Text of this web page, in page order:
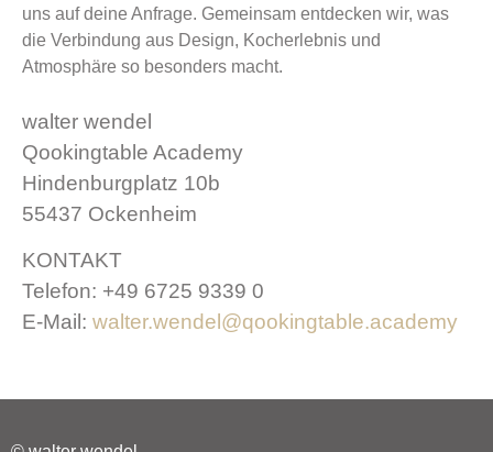
uns auf deine Anfrage. Gemeinsam entdecken wir, was
die Verbindung aus Design, Kocherlebnis und
Atmosphäre so besonders macht.
walter wendel
Qookingtable Academy
Hindenburgplatz 10b
55437 Ockenheim
KONTAKT
Telefon: +49 6725 9339 0
E-Mail: walter.wendel@qookingtable.academy